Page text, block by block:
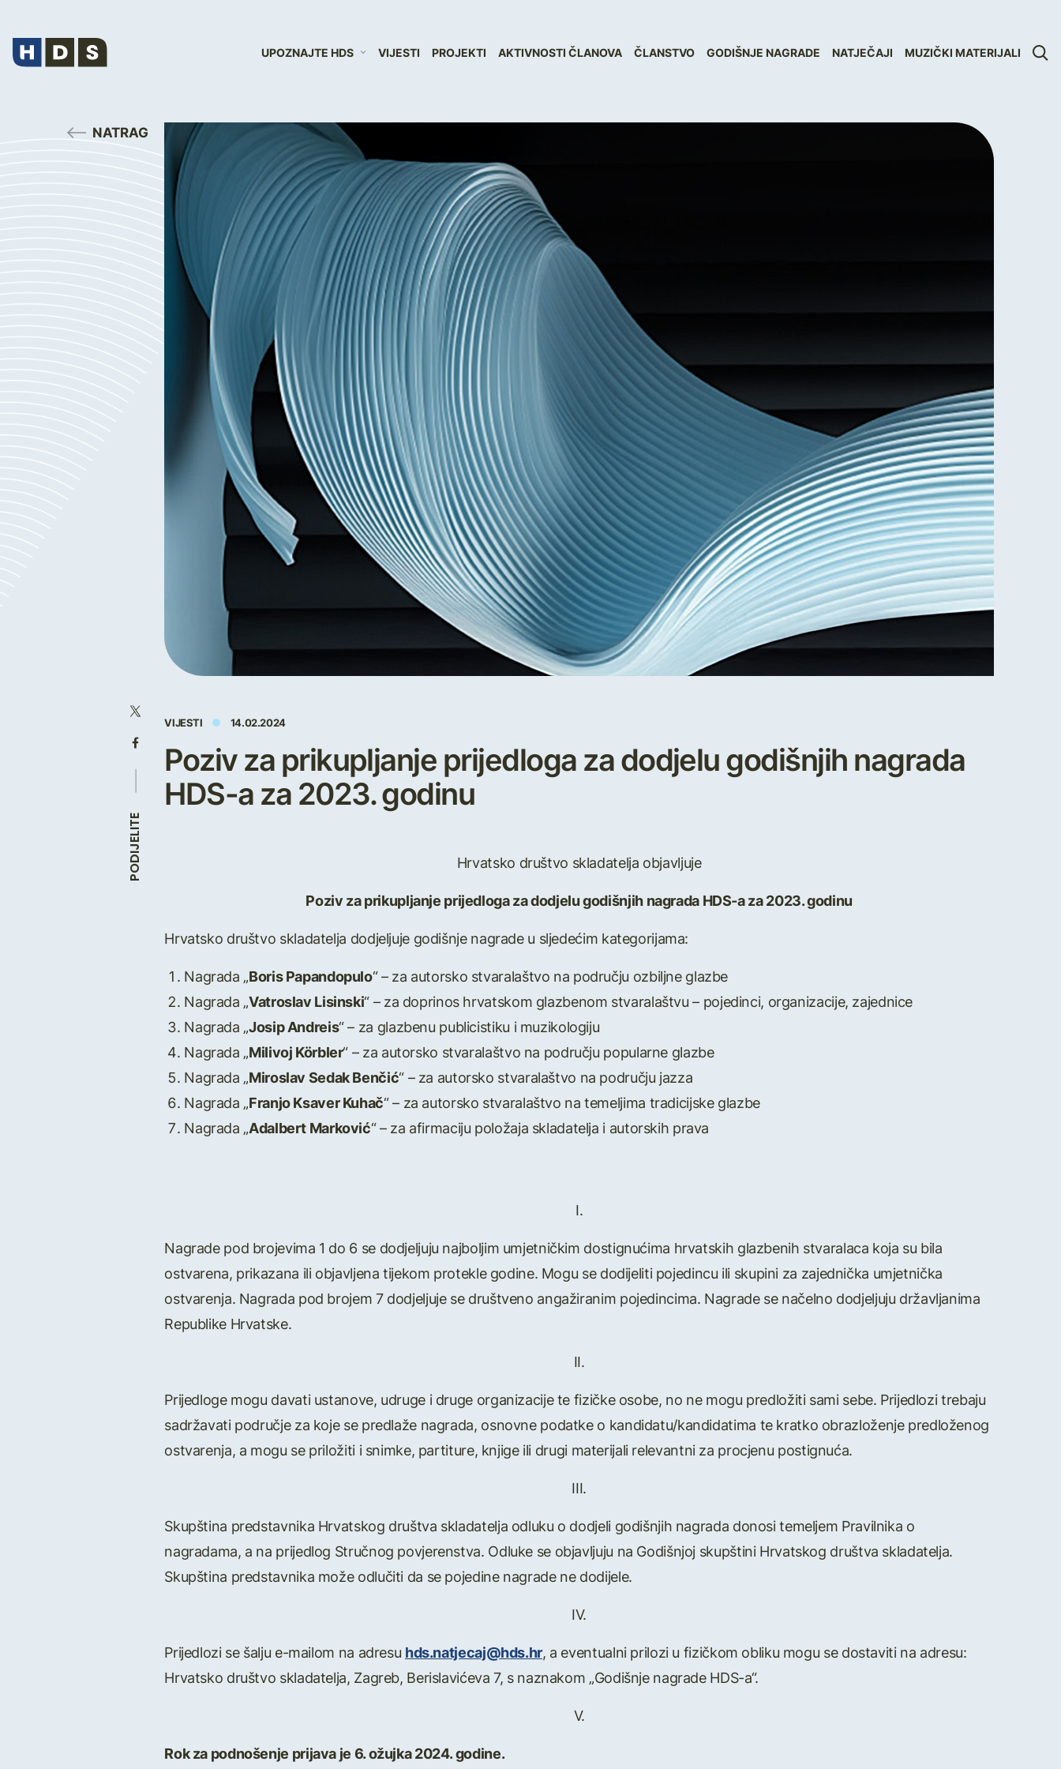
UPOZNAJTE HDS VIJESTI PROJEKTI AKTIVNOSTI ČLANOVA ČLANSTVO GODIŠNJE NAGRADE NATJEČAJI MUZIČKI MATERIJALI
NATRAG
PODIJELITE
VIJESTI 14.02.2024
Poziv za prikupljanje prijedloga za dodjelu godišnjih nagrada
HDS-a za 2023. godinu
Hrvatsko društvo skladatelja objavljuje
Poziv za prikupljanje prijedloga za dodjelu godišnjih nagrada HDS-a za 2023. godinu
Hrvatsko društvo skladatelja dodjeljuje godišnje nagrade u sljedećim kategorijama:
Nagrada „Boris Papandopulo“ – za autorsko stvaralaštvo na području ozbiljne glazbe
Nagrada „Vatroslav Lisinski“ – za doprinos hrvatskom glazbenom stvaralaštvu – pojedinci, organizacije, zajednice
Nagrada „Josip Andreis“ – za glazbenu publicistiku i muzikologiju
Nagrada „Milivoj Körbler“ – za autorsko stvaralaštvo na području popularne glazbe
Nagrada „Miroslav Sedak Benčić“ – za autorsko stvaralaštvo na području jazza
Nagrada „Franjo Ksaver Kuhač“ – za autorsko stvaralaštvo na temeljima tradicijske glazbe
Nagrada „Adalbert Marković“ – za afirmaciju položaja skladatelja i autorskih prava
I.
Nagrade pod brojevima 1 do 6 se dodjeljuju najboljim umjetničkim dostignućima hrvatskih glazbenih stvaralaca koja su bila
ostvarena, prikazana ili objavljena tijekom protekle godine. Mogu se dodijeliti pojedincu ili skupini za zajednička umjetnička
ostvarenja. Nagrada pod brojem 7 dodjeljuje se društveno angažiranim pojedincima. Nagrade se načelno dodjeljuju državljanima
Republike Hrvatske.
II.
Prijedloge mogu davati ustanove, udruge i druge organizacije te fizičke osobe, no ne mogu predložiti sami sebe. Prijedlozi trebaju
sadržavati područje za koje se predlaže nagrada, osnovne podatke o kandidatu/kandidatima te kratko obrazloženje predloženog
ostvarenja, a mogu se priložiti i snimke, partiture, knjige ili drugi materijali relevantni za procjenu postignuća.
III.
Skupština predstavnika Hrvatskog društva skladatelja odluku o dodjeli godišnjih nagrada donosi temeljem Pravilnika o
nagradama, a na prijedlog Stručnog povjerenstva. Odluke se objavljuju na Godišnjoj skupštini Hrvatskog društva skladatelja.
Skupština predstavnika može odlučiti da se pojedine nagrade ne dodijele.
IV.
Prijedlozi se šalju e-mailom na adresu hds.natjecaj@hds.hr, a eventualni prilozi u fizičkom obliku mogu se dostaviti na adresu:
Hrvatsko društvo skladatelja, Zagreb, Berislavićeva 7, s naznakom „Godišnje nagrade HDS-a“.
V.
Rok za podnošenje prijava je 6. ožujka 2024. godine.